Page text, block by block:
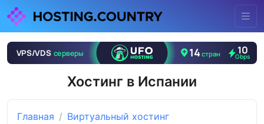
Хостинг в Испании
Главная
Виртуальный хостинг